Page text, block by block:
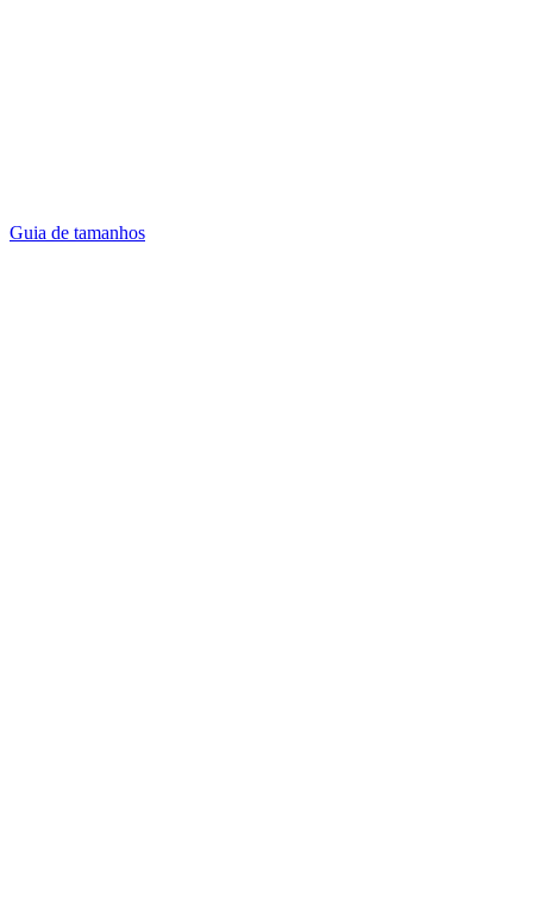
Guia de tamanhos